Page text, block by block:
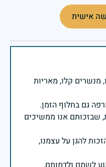
אישית
מנשרים קלו, מאריות
שבזכותם אנו ממשיכים
להגן על עצמנו,